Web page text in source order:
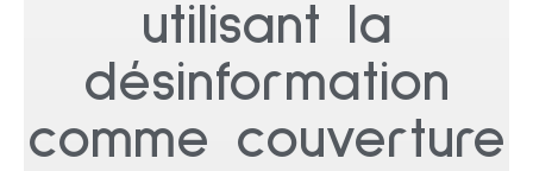
utilisant la
désinformation
comme couverture